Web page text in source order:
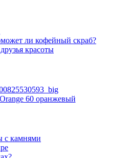
ли кофейный скраб?
красоты
60 оранжевый
с камнями